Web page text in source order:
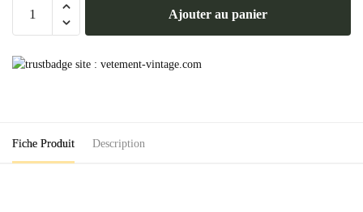
Vintage
Ajouter au panier
Fiche Produit Description